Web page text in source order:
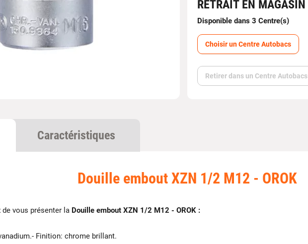
RETRAIT EN MAGASIN
Disponible dans 3 Centre(s)
Choisir un Centre Autobacs
Retirer dans un Centre Autobacs
Caractéristiques
Douille embout XZN 1/2 M12 - OROK
de vous présenter la Douille embout XZN 1/2 M12 - OROK :
Finition: chrome brillant.